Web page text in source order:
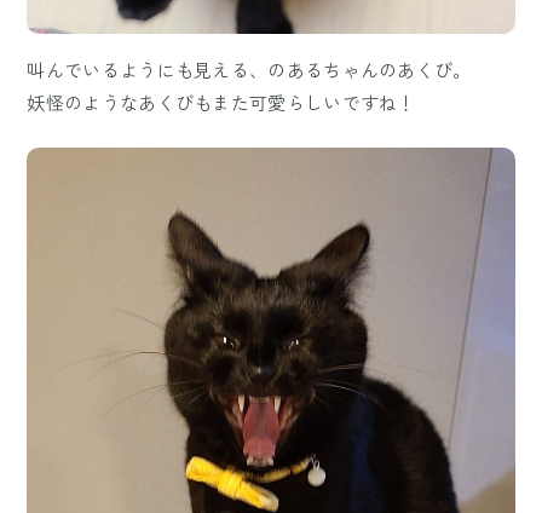
叫んでいるようにも見える、のあるちゃんのあくび。
妖怪のようなあくびもまた可愛らしいですね！